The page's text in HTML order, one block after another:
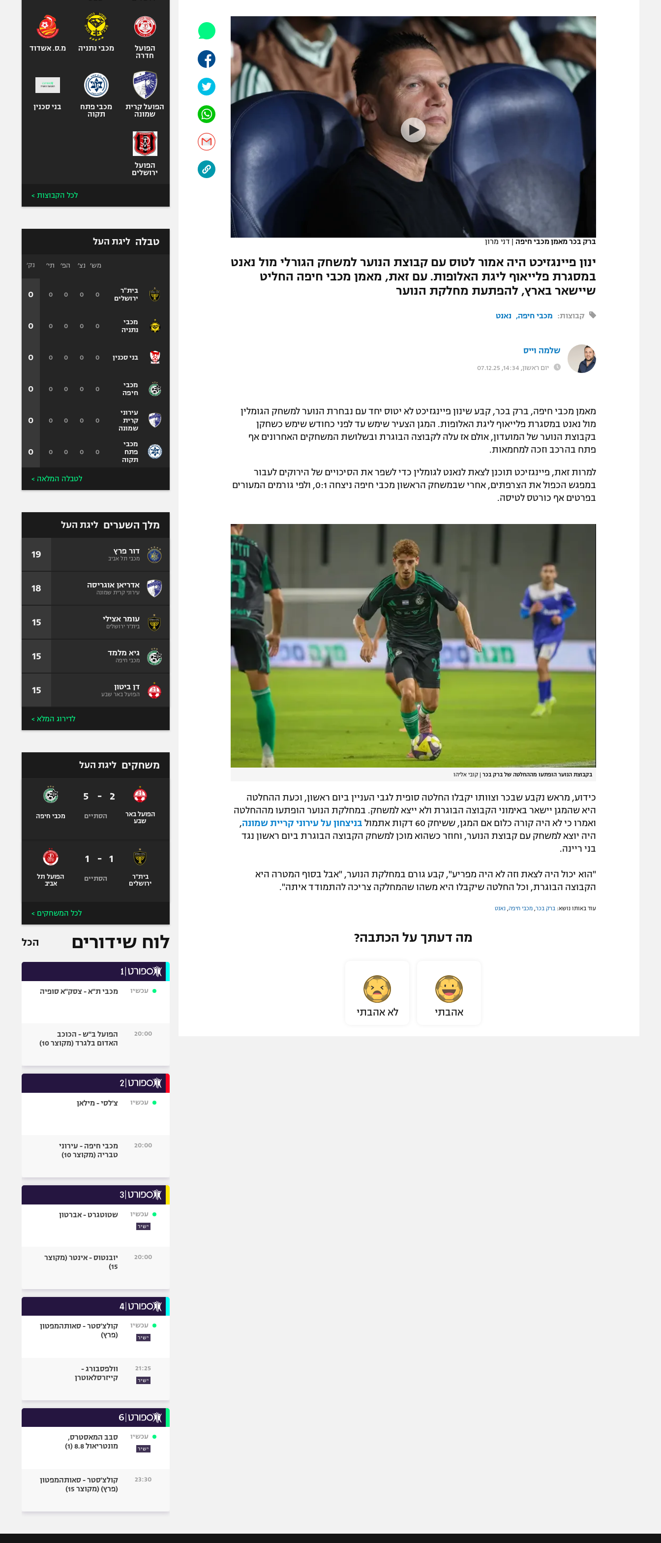
תקנון משתתפים וזוכים בפרסים
תקנון עבור פעילות אלקטרה
תקנון עבור פעילות ספורט 1 – "מרלן"
טניס
תנאי שימוש
רשיון להקרנה פומבית לבית עסק
הפועל תל אביב
הפועל חיפה
הפועל באר שבע
מכבי נתניה
בני יהודה
ליגה סינית
ליגה ברזילאית
ליגות נוספות
אופניים
ספורט מוטורי
כדורמים
בייסבול MLB
ספורט אתגרי
אומנויות לחימה
ברק בכר מאמן מכבי חיפה | דני מרון
ינון פיינגזיכט היה אמור לטוס עם קבוצת הנוער למשחק הגורלי מול נאנט
במסגרת פלייאוף ליגת האלופות. עם זאת, מאמן מכבי חיפה החליט
שיישאר בארץ, להפתעת מחלקת הנוער
קבוצות: מכבי חיפה נאנט
שלמה וייס
יום ראשון, 14:34, 07.12.25
מאמן מכבי חיפה, ברק בכר, קבע שינון פיינגזיכט לא יטוס יחד עם נבחרת הנוער למשחק הגומלין
מול נאנט במסגרת פלייאוף ליגת האלופות. המגן הצעיר שימש עד לפני כחודש שימש כשחקן
בקבוצת הנוער של המועדון, אולם אז עלה לקבוצה הבוגרת ובשלושת המשחקים האחרונים אף
פתח בהרכב וזכה למחמאות.
למרות זאת, פיינגזיכט תוכנן לצאת לנאנט לגומלין כדי לשפר את הסיכויים של הירוקים לעבור
במפגש הכפול את הצרפתים, אחרי שבמשחק הראשון מכבי חיפה ניצחה 0:1, ולפי גורמים המעורים
בפרטים אף כורטס לטיסה.
בקבוצת הנוער הופתעו מההחלטה של ברק בכר | קובי אליהו
כידוע, מראש נקבע שבכר וצוותו יקבלו החלטה סופית לגבי העניין ביום ראשון, וכעת ההחלטה
היא שהמגן יישאר באימוני הקבוצה הבוגרת ולא ייצא למשחק. במחלקת הנוער הופתעו מההחלטה
ואמרו כי לא היה קורה כלום אם המגן, ששיחק 60 דקות אתמול
בניצחון על עירוני קריית שמונה,
היה יוצא למשחק עם קבוצת הנוער, וחוזר כשהוא מוכן למשחק הקבוצה הבוגרת ביום ראשון נגד
בני ריינה.
"הוא יכול היה לצאת וזה לא היה מפריע", קבע גורם במחלקת הנוער, "אבל בסוף המטרה היא
הקבוצה הבוגרת, וכל החלטה שיקבלו היא משהו שהמחלקה צריכה להתמודד איתה".
עוד באותו נושא: ברק בכר מכבי חיפה נאנט
מה דעתך על הכתבה?
אהבתי לא אהבתי
הפועל
חדרה
מכבי נתניה מ.ס. אשדוד
הפועל קרית
שמונה
מכבי פתח
תקוה
בני סכנין
הפועל
ירושלים
לכל הקבוצות >
טבלה ליגת העל
בית"ר
ירושלים
מכבי
נתניה
בני סכנין
מכבי
חיפה
עירוני
קרית
שמונה
מכבי
פתח
תקוה
מש׳ נצ׳ הפ׳ תי׳
0
0
0
0
0
0
0
0
0
0
0
0
0
0
0
0
0
0
0
0
0
0
0
0
נק׳
0
0
0
0
0
0
לטבלה המלאה >
מלך השערים ליגת העל
דור פרץ
מכבי תל אביב 19
אדריאן אוגריסה
עירוני קרית שמונה 18
עומר אצילי
בית"ר ירושלים 15
גיא מלמד
מכבי חיפה 15
דן ביטון
הפועל באר שבע 15
לדירוג המלא >
משחקים ליגת העל
הפועל באר
שבע
2
-
5
הסתיים מכבי חיפה
בית"ר
ירושלים
1
-
1
הסתיים
הפועל תל
אביב
לכל המשחקים >
לוח שידורים הכל
עכשיו מכבי ת"א - צסק"א סופיה
20:00
הפועל ב"ש - הכוכב
האדום בלגרד (מקוצר 10)
עכשיו צ'לסי - מילאן
20:00
מכבי חיפה - עירוני
טבריה (מקוצר 10)
עכשיו
ישיר
שטוטגרט - אברטון
20:00
יובנטוס - אינטר (מקוצר
15)
עכשיו
ישיר
קולצ'סטר - סאותהמפטון
(פרץ)
21:25
ישיר
וולפסבורג -
קייזרסלאוטרן
עכשיו
ישיר
סבב המאסטרס,
מונטריאול 8.8 (1)
23:30
קולצ'סטר - סאותהמפטון
(פרץ) (מקוצר 15)